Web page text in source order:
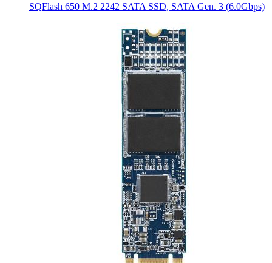
SQFlash 650 M.2 2242 SATA SSD, SATA Gen. 3 (6.0Gbps)